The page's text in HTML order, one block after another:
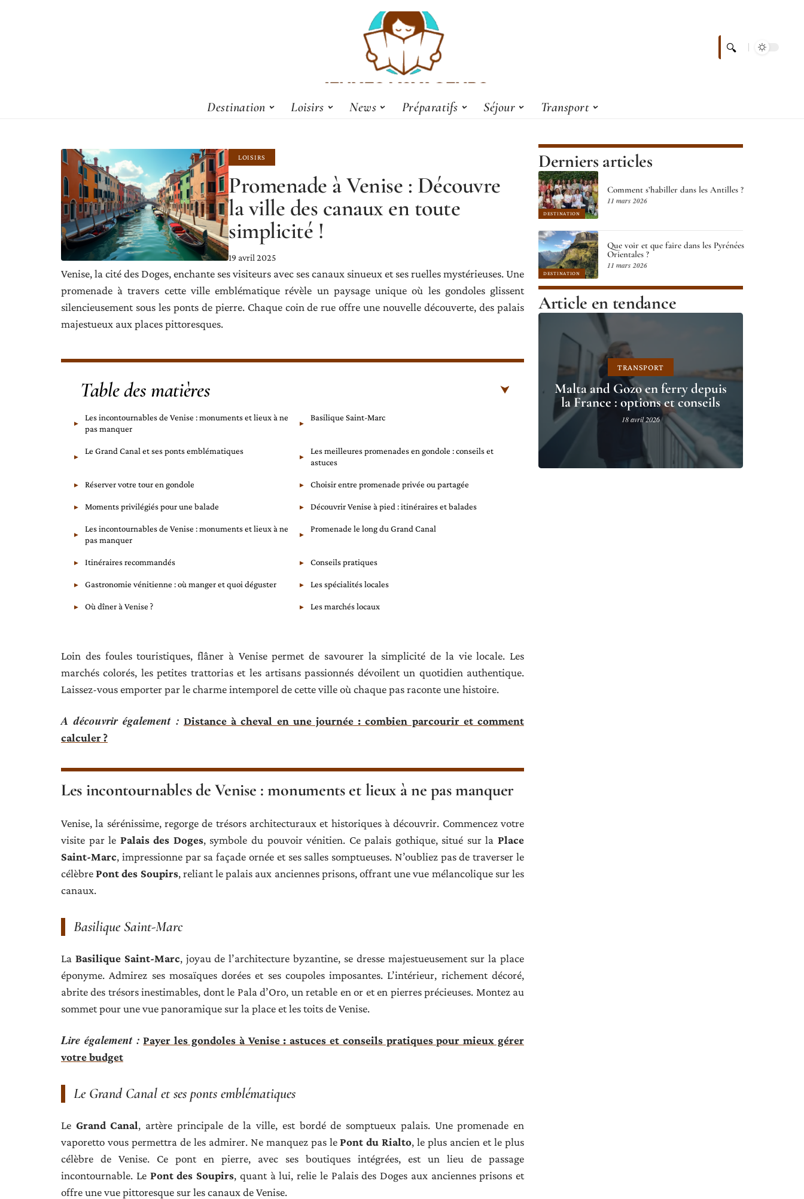
Destination Loisirs News Préparatifs Séjour Transport
LOISIRS
Promenade à Venise : Découvre
la ville des canaux en toute
simplicité !
19 avril 2025
Venise, la cité des Doges, enchante ses visiteurs avec ses canaux sinueux et ses ruelles mystérieuses. Une
promenade à travers cette ville emblématique révèle un paysage unique où les gondoles glissent
silencieusement sous les ponts de pierre. Chaque coin de rue offre une nouvelle découverte, des palais
majestueux aux places pittoresques.
Table des matières
Les incontournables de Venise : monuments et lieux à ne
pas manquer
Basilique Saint-Marc
Le Grand Canal et ses ponts emblématiques
Les meilleures promenades en gondole : conseils et
astuces
Réserver votre tour en gondole Choisir entre promenade privée ou partagée
Moments privilégiés pour une balade Découvrir Venise à pied : itinéraires et balades
Les incontournables de Venise : monuments et lieux à ne
pas manquer
Promenade le long du Grand Canal
Itinéraires recommandés Conseils pratiques
Gastronomie vénitienne : où manger et quoi déguster Les spécialités locales
Où dîner à Venise ? Les marchés locaux
Loin des foules touristiques, flâner à Venise permet de savourer la simplicité de la vie locale. Les
marchés colorés, les petites trattorias et les artisans passionnés dévoilent un quotidien authentique.
Laissez-vous emporter par le charme intemporel de cette ville où chaque pas raconte une histoire.
A découvrir également : Distance à cheval en une journée : combien parcourir et comment
calculer ?
Les incontournables de Venise : monuments et lieux à ne pas manquer
Venise, la sérénissime, regorge de trésors architecturaux et historiques à découvrir. Commencez votre
visite par le Palais des Doges, symbole du pouvoir vénitien. Ce palais gothique, situé sur la Place
Saint-Marc, impressionne par sa façade ornée et ses salles somptueuses. N’oubliez pas de traverser le
célèbrePont des Soupirs, reliant le palais aux anciennes prisons, offrant une vue mélancolique sur les
canaux.
Basilique Saint-Marc
La Basilique Saint-Marc, joyau de l’architecture byzantine, se dresse majestueusement sur la place
éponyme. Admirez ses mosaïques dorées et ses coupoles imposantes. L’intérieur, richement décoré,
abrite des trésors inestimables, dont le Pala d’Oro, un retable en or et en pierres précieuses. Montez au
sommet pour une vue panoramique sur la place et les toits de Venise.
Lire également : Payer les gondoles à Venise : astuces et conseils pratiques pour mieux gérer
votre budget
Le Grand Canal et ses ponts emblématiques
Le Grand Canal, artère principale de la ville, est bordé de somptueux palais. Une promenade en
vaporetto vous permettra de les admirer. Ne manquez pas lePont du Rialto, le plus ancien et le plus
célèbre de Venise. Ce pont en pierre, avec ses boutiques intégrées, est un lieu de passage
incontournable. Le Pont des Soupirs, quant à lui, relie le Palais des Doges aux anciennes prisons et
offre une vue pittoresque sur les canaux de Venise.
Derniers articles
DESTINATION
Comment s’habiller dans les Antilles ?
11 mars 2026
DESTINATION
Que voir et que faire dans les Pyrénées
Orientales ?
11 mars 2026
Article en tendance
TRANSPORT
Malta and Gozo en ferry depuis
la France : options et conseils
18 avril 2026